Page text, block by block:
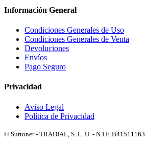
Información General
Condiciones Generales de Uso
Condiciones Generales de Venta
Devoluciones
Envíos
Pago Seguro
Privacidad
Aviso Legal
Política de Privacidad
© Surtoner - TRADIAL, S. L. U. - N.I.F. B41511163